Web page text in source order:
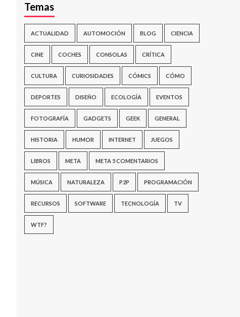
Temas
ACTUALIDAD AUTOMOCIÓN BLOG CIENCIA
CINE COCHES CONSOLAS CRÍTICA
CULTURA CURIOSIDADES CÓMICS CÓMO
DEPORTES DISEÑO ECOLOGÍA EVENTOS
FOTOGRAFÍA GADGETS GEEK GENERAL
HISTORIA HUMOR INTERNET JUEGOS
LIBROS META META 5 COMENTARIOS
MÚSICA NATURALEZA P2P PROGRAMACIÓN
RECURSOS SOFTWARE TECNOLOGÍA TV
WTF?